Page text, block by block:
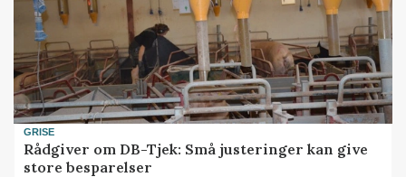
GRISE
Rådgiver om DB-Tjek: Små justeringer kan give
store besparelser